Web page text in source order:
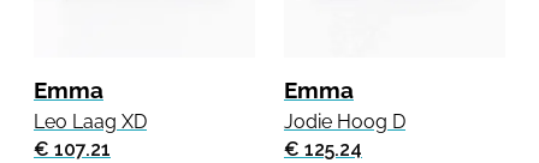
Emma
Leo Laag XD
€ 107.21
Emma
Jodie Hoog D
€ 125.24